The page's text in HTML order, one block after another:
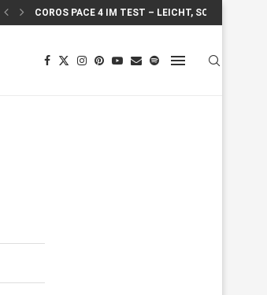
COROS PACE 4 IM TEST – LEICHT, SCHNELL...